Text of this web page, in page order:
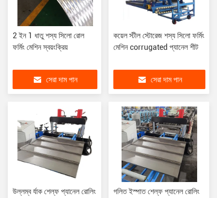
2 ইন 1 ধাতু শস্য সিলো রোল
ফর্মিং মেশিন স্বয়ংক্রিয়
সেরা দাম পান
কয়েল স্টীল স্টোরেজ শস্য সিলো ফর্মিং
মেশিন corrugated প্যানেল শীট
সেরা দাম পান
উল্লম্ব র্যাক শেল্ফ প্যানেল রোলিং
গলিত ইস্পাত শেল্ফ প্যানেল রোলিং